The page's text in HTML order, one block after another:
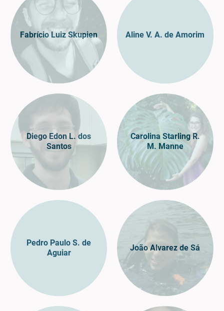
Fabrício Luiz Skupien Aline V. A. de Amorim
Diego Edon L. dos
Santos
Carolina Starling R.
M. Manne
Pedro Paulo S. de
Aguiar
João Alvarez de Sá